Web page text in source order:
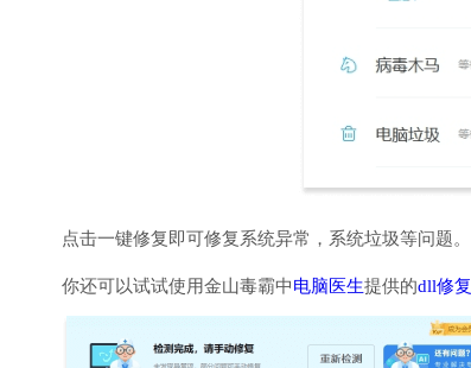
点击一键修复即可修复系统异常，系统垃圾等问题。
你还可以试试使用金山毒霸中电脑医生提供的dll修复